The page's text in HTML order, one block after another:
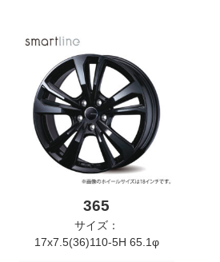
365
サイズ：
17x7.5(36)110-5H 65.1φ